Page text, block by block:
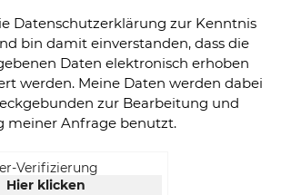
Datenschutzerklärung zur Kenntnis
bin damit einverstanden, dass die
Daten elektronisch erhoben
werden. Meine Daten werden dabei
zur Bearbeitung und
meiner Anfrage benutzt.
Verifizierung
Hier klicken